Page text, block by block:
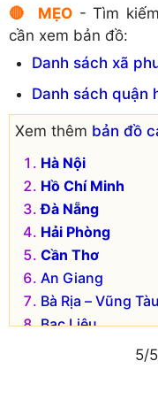
🔴 MẸO- Tìm kiếm
cần xem bản đồ:
Danh sách xã
Danh sách quận
Xem thêm bản đồ
Hà Nội
Hồ Chí Minh
Đà Nẵng
Hải Phòng
Cần Thơ
An Giang
Bà Rịa – Vũng Tàu
Bạc Liêu
5/